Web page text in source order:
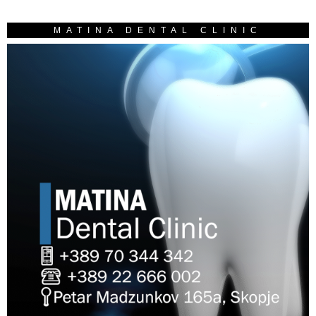
MATINA DENTAL CLINIC